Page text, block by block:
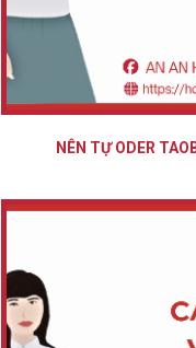
NÊN TỰ ODER